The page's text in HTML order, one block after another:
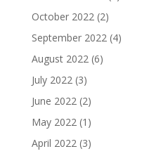
October 2022(2)
September 2022(4)
August 2022(6)
July 2022(3)
June 2022(2)
May 2022(1)
April 2022(3)